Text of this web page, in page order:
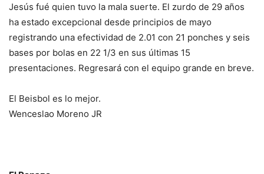
Jesús fué quien tuvo la mala suerte. El zurdo de 29 años
ha estado excepcional desde principios de mayo
registrando una efectividad de 2.01 con 21 ponches y seis
bases por bolas en 22 1/3 en sus últimas 15
presentaciones. Regresará con el equipo grande en breve.
El Beisbol es lo mejor.
Wenceslao Moreno JR